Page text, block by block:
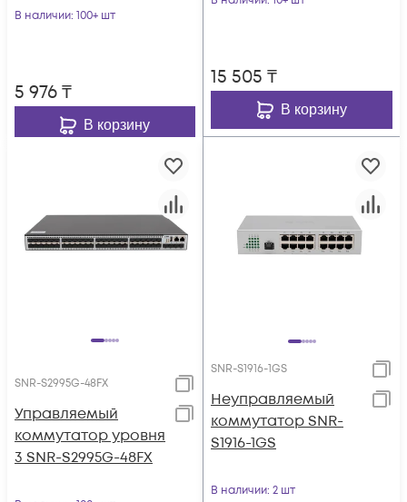
В наличии: 100+ шт
5 976₸
В корзину
15 505 ₸
В корзину
SNR-S2995G-48FX
Управляемый
коммутатор уровня
3 SNR-S2995G-48FX
SNR-S1916-1GS
Неуправляемый
коммутатор SNR-
S1916-1GS
В наличии: 2 шт